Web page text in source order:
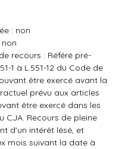
: non
recours : Référé pré-
1 à L.551-12 du Code de
être exercé avant la
prévu aux articles
être exercé dans les
CJA. Recours de pleine
d'un intérêt lésé, et
mois suivant la date à